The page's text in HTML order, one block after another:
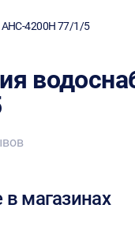
АНС-4200H 77/1/5
магазинах